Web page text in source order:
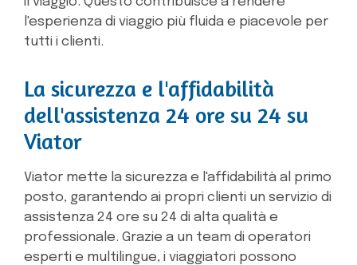
l'esperienza di viaggio più fluida e piacevole per
tutti i clienti.
La sicurezza e l'affidabilità
dell'assistenza 24 ore su 24 su
Viator
Viator mette la sicurezza e l'affidabilità al primo
posto, garantendo ai propri clienti un servizio di
assistenza 24 ore su 24 di alta qualità e
professionale. Grazie a un team di operatori
esperti e multilingue, i viaggiatori possono